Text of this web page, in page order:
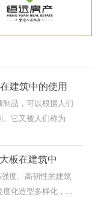
建筑中的使用
品，可以根据人们
它又被人们称为
板在建筑中
度、高韧性的建筑
度化造型多样化，...